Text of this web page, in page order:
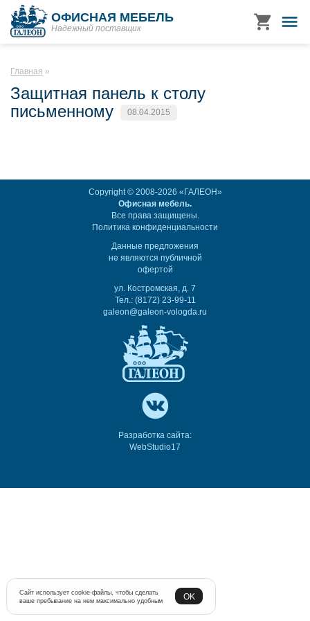
ОФИСНАЯ МЕБЕЛЬ
Надежный поставщик
Главная
Защитная панель к столу
письменному
08.04.2015
Copyright © 2008-2026 «ГАЛЕОН»
Офисная мебель.
Все права защищены.
Политика конфиденциальности
Данные предложения
не являются публичной
офертой
ул. Костромская, д. 7
Тел.: (8172) 23-99-11
galeon@galeon-vologda.ru
Разработка сайта:
WebStudio17
Сайт использует cookie-файлы, чтобы сделать
ваше пребывание на нем максимально удобным
OK